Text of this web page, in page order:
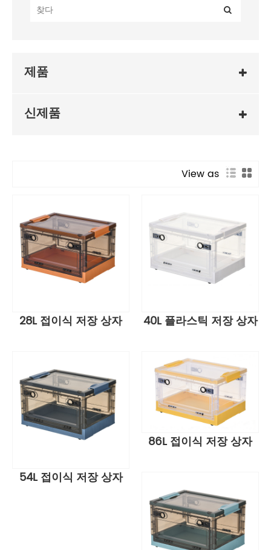
제품
신제품
View as
28L 접이식 저장 상자 40L 플라스틱 저장 상자
54L 접이식 저장 상자
86L 접이식 저장 상자